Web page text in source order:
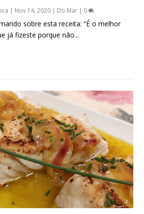
| Nov 14, 2020 | Do Mar | 0
sobre esta receita: “É o melhor
já fizeste porque não...